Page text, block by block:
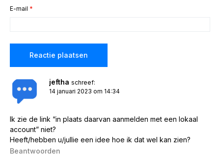
jeftha schreef:
14 januari 2023 om 14:34
Ik zie de link “in plaats daarvan aanmelden met een lokaal
account” niet?
Heeft/hebben u/jullie een idee hoe ik dat wel kan zien?
Beantwoorden
E-mail *